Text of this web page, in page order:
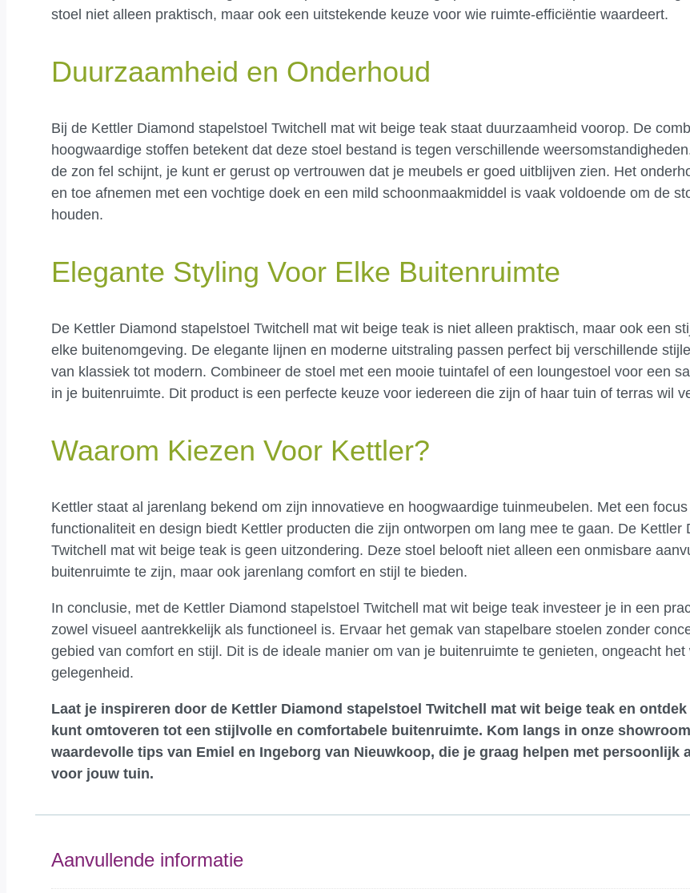
stoel niet alleen praktisch, maar ook een uitstekende keuze voor wie ruimte-efficiëntie waardeert.
Duurzaamheid en Onderhoud
Bij de Kettler Diamond stapelstoel Twitchell mat wit beige teak staat duurzaamheid voorop. De
hoogwaardige stoffen betekent dat deze stoel bestand is tegen verschillende
de zon fel schijnt, je kunt er gerust op vertrouwen dat je meubels er goed uitblijven zien. Het
en toe afnemen met een vochtige doek en een mild schoonmaakmiddel is vaak voldoende om de
houden.
Elegante Styling Voor Elke Buitenruimte
De Kettler Diamond stapelstoel Twitchell mat wit beige teak is niet alleen praktisch, maar ook een
elke buitenomgeving. De elegante lijnen en moderne uitstraling passen perfect bij verschillende
van klassiek tot modern. Combineer de stoel met een mooie tuintafel of een loungestoel voor een
in je buitenruimte. Dit product is een perfecte keuze voor iedereen die zijn of haar tuin of terras wil
Waarom Kiezen Voor Kettler?
Kettler staat al jarenlang bekend om zijn innovatieve en hoogwaardige tuinmeubelen. Met een
functionaliteit en design biedt Kettler producten die zijn ontworpen om lang mee te gaan. De Kettler
Twitchell mat wit beige teak is geen uitzondering. Deze stoel belooft niet alleen een onmisbare
buitenruimte te zijn, maar ook jarenlang comfort en stijl te bieden.
In conclusie, met de Kettler Diamond stapelstoel Twitchell mat wit beige teak investeer je in een
zowel visueel aantrekkelijk als functioneel is. Ervaar het gemak van stapelbare stoelen zonder
gebied van comfort en stijl. Dit is de ideale manier om van je buitenruimte te genieten, ongeacht het
gelegenheid.
Laat je inspireren door de Kettler Diamond stapelstoel Twitchell mat wit beige teak en
kunt omtoveren tot een stijlvolle en comfortabele buitenruimte. Kom langs in onze showroom
waardevolle tips van Emiel en Ingeborg van Nieuwkoop, die je graag helpen met persoonlijk
voor jouw tuin.
Aanvullende informatie